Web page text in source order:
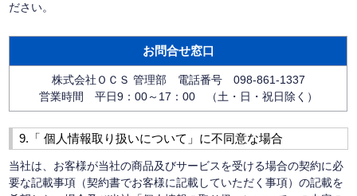
ださい。
お問合せ窓口
株式会社ＯＣＳ 管理部 電話番号 098-861-1337
営業時間 平日9：00～17：00 （土・日・祝日除く）
9.「 個人情報取り扱いについて」に不同意な場合
当社は、お客様が当社の商品及びサービスを受ける場合の契約に必
要な記載事項（契約書でお客様に記載していただく事項）の記載を